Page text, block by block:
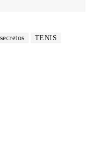
secretos TENIS